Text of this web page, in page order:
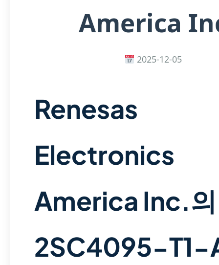
America
2025-12-05
Renesas
Electronics
America Inc.의
2SC4095-T1-